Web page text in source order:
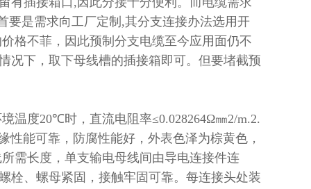
要是需求向工厂定制 ,其分支连接办法选用开
格不菲，因此预制分支电缆至今应用面仍不
况下，取下母线槽的插接箱即可。但要堵截预
境温度20℃时，直流电阻率≤0.028264Ω㎜2/m.2.
性能可靠，防腐性能好，外表色泽为棕黄色，
需长度，单支输电母线间由导电连接件连
栓、螺母紧固，接触牢固可靠。每连接头处装